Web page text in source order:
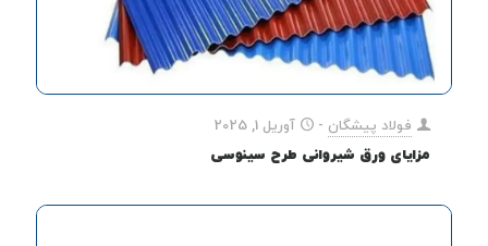
فولاد پیشگان -
آوریل 1, 2025
مزایای ورق شیروانی طرح سینوسی